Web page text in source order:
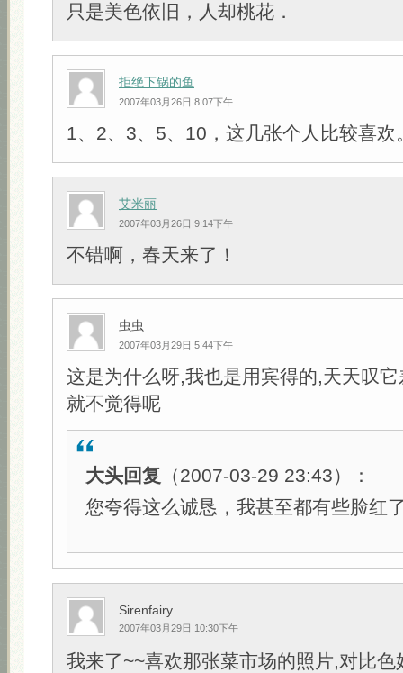
只是美色依旧，人却桃花．
拒绝下锅的鱼
2007年03月26日 8:07下午
1、2、3、5、10，这几张个人比较喜欢
艾米丽
2007年03月26日 9:14下午
不错啊，春天来了！
虫虫
2007年03月29日 5:44下午
这是为什么呀,我也是用宾得的,天天叹
就不觉得呢
大头回复 （2007-03-29 23:43）：
您夸得这么诚恳，我甚至都有些脸红
Sirenfairy
2007年03月29日 10:30下午
我来了~~喜欢那张菜市场的照片,对比色